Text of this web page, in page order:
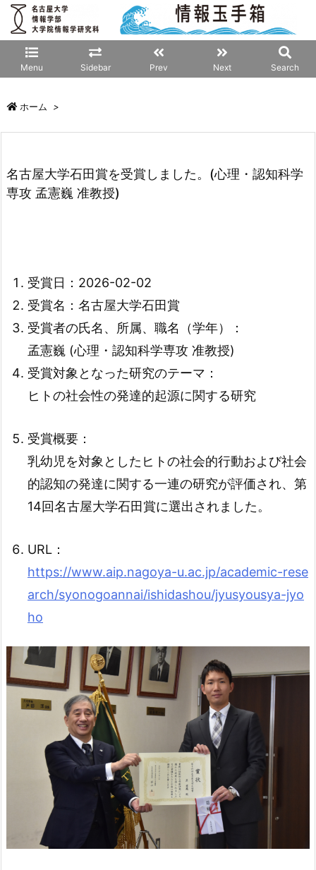
Menu Sidebar Prev Next Search
ホーム >
名古屋大学石田賞を受賞しました。(心理・認知科学
専攻 孟憲巍 准教授)
受賞日：2026-02-02
受賞名：名古屋大学石田賞
受賞者の氏名、所属、職名（学年）：
孟憲巍 (心理・認知科学専攻 准教授)
受賞対象となった研究のテーマ：
ヒトの社会性の発達的起源に関する研究
受賞概要：
乳幼児を対象としたヒトの社会的行動および社会
的認知の発達に関する一連の研究が評価され、第
14回名古屋大学石田賞に選出されました。
URL：
https://www.aip.nagoya-u.ac.jp/academic-rese
arch/syonogoannai/ishidashou/jyusyousya-jyo
ho